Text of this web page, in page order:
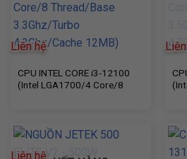
Góc Nhìn
Với góc nhìn chéo (dFoV) lên đến
Tương Thích
CPU INTEL CORE i3-12100
(Intel LGA1700/4 Core/8
Liên hệ
Liên hệ